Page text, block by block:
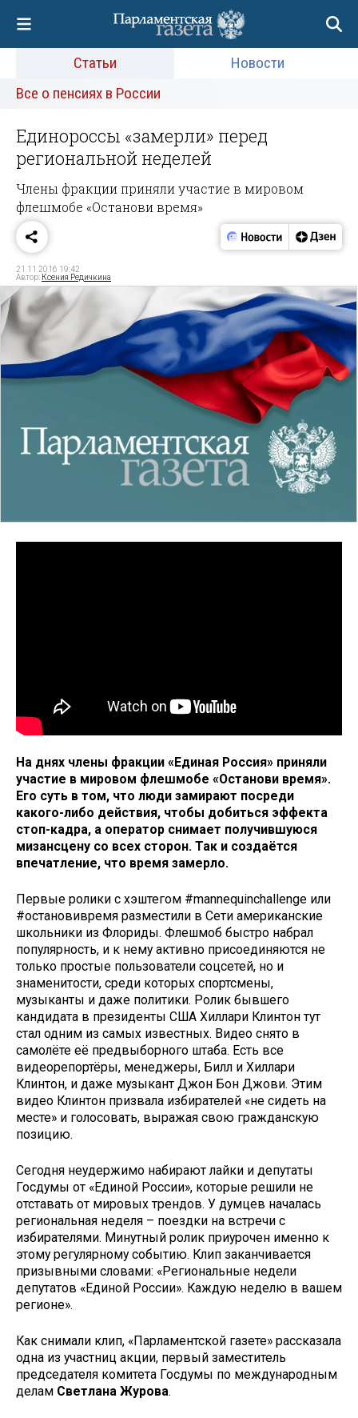
Статьи
Новости
Все о пенсиях в России
Единороссы «замерли» перед
региональной неделей
Члены фракции приняли участие в мировом
флешмобе «Останови время»
21.11.2016 19:42
Автор: Ксения Редичкина
На днях члены фракции «Единая Россия» приняли
участие в мировом флешмобе «Останови время».
Его суть в том, что люди замирают посреди
какого-либо действия, чтобы добиться эффекта
стоп-кадра, а оператор снимает получившуюся
мизансцену со всех сторон. Так и создаётся
впечатление, что время замерло.
Первые ролики с хэштегом #mannequinchallenge или
#остановивремя разместили в Сети американские
школьники из Флориды. Флешмоб быстро набрал
популярность, и к нему активно присоединяются не
только простые пользователи соцсетей, но и
знаменитости, среди которых спортсмены,
музыканты и даже политики. Ролик бывшего
кандидата в президенты США Хиллари Клинтон тут
стал одним из самых известных. Видео снято в
самолёте её предвыборного штаба. Есть все
видеорепортёры, менеджеры, Билл и Хиллари
Клинтон, и даже музыкант Джон Бон Джови. Этим
видео Клинтон призвала избирателей «не сидеть на
месте» и голосовать, выражая свою гражданскую
позицию.
Сегодня неудержимо набирают лайки и депутаты
Госдумы от «Единой России», которые решили не
отставать от мировых трендов. У думцев началась
региональная неделя – поездки на встречи с
избирателями. Минутный ролик приурочен именно к
этому регулярному событию. Клип заканчивается
призывными словами: «Региональные недели
депутатов «Единой России». Каждую неделю в вашем
регионе».
Как снимали клип, «Парламентской газете» рассказала
одна из участниц акции, первый заместитель
председателя комитета Госдумы по международным
делам Светлана Журова.